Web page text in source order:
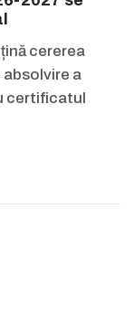
cererea
a
certificatul